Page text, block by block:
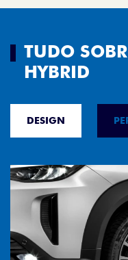
TUDO
HYBRID
DESIGN